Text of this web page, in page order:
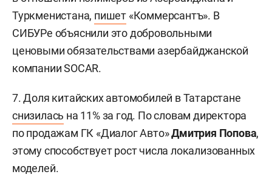
Туркменистана, пишет «Коммерсантъ». В
СИБУРе объяснили это добровольными
ценовыми обязательствами азербайджанской
компании SOCAR.
7. Доля китайских автомобилей в Татарстане
снизилась на 11% за год. По словам директора
по продажам ГК «Диалог Авто»Дмитрия Попова,
этому способствует рост числа локализованных
моделей.